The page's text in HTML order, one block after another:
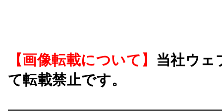
【画像転載について】 当社ウェ
て転載禁止です。